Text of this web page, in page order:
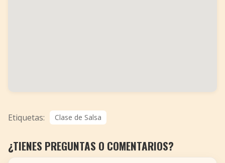
Etiquetas: Clase de Salsa
¿TIENES PREGUNTAS O COMENTARIOS?